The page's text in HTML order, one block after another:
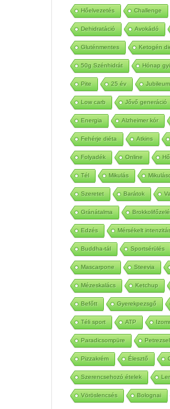
Hőelvezetés Challenge
Dehidratáció Avokádó
Gluténmentes Ketogén
50g Szénhidrát Hónap
Pite 25 év Jubileum
Low carb Jővő generáció
Energia Alzheimer kór
Fehérje diéta Atkins
Folyadék Online
Tél Mikulás
Szeretet Barátok
Gránátalma
Edzés Mérsékelt
Buddha-tál Sportsérülés
Mascarpone Steevia
Mézeskalács Ketchup
Befőtt Gyerekpezsgő
Téli sport ATP
Paradicsompüre
Pizzakrém Élesztő
Szerencsehozó ételek
Vöröslencsés Bolognai